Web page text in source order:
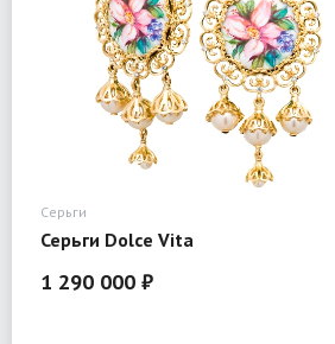
Серьги
Серьги Dolce Vita
1 290 000 ₽